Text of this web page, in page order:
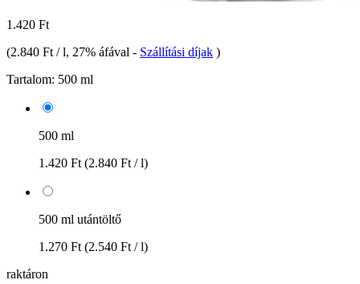
1.420 Ft
(2.840 Ft / l, 27% áfával - Szállítási díjak )
Tartalom: 500 ml
500 ml
1.420 Ft (2.840 Ft / l)
500 ml utántöltő
1.270 Ft (2.540 Ft / l)
raktáron